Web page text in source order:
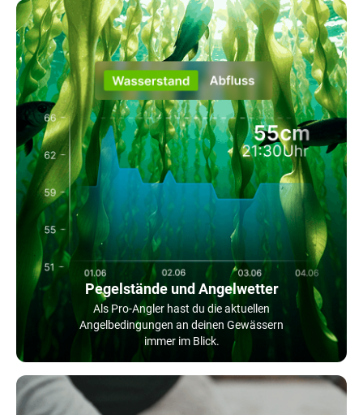
Pegelstände und Angelwetter
Als Pro-Angler hast du die aktuellen
Angelbedingungen an deinen Gewässern
immer im Blick.